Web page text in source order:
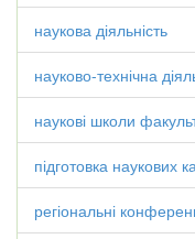
наукова діяльність
науково-технічна
наукові школи
підготовка наукових
регіональні